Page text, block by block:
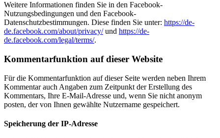
Weitere Informationen finden Sie in den Facebook-
Nutzungsbedingungen und den Facebook-
Datenschutzbestimmungen. Diese finden Sie unter: https://de-
de.facebook.com/about/privacy/und https://de-
de.facebook.com/legal/terms/.
Kommentarfunktion auf dieser Website
Für die Kommentarfunktion auf dieser Seite werden neben Ihrem
Kommentar auch Angaben zum Zeitpunkt der Erstellung des
Kommentars, Ihre E-Mail-Adresse und, wenn Sie nicht anonym
posten, der von Ihnen gewählte Nutzername gespeichert.
Speicherung der IP-Adresse